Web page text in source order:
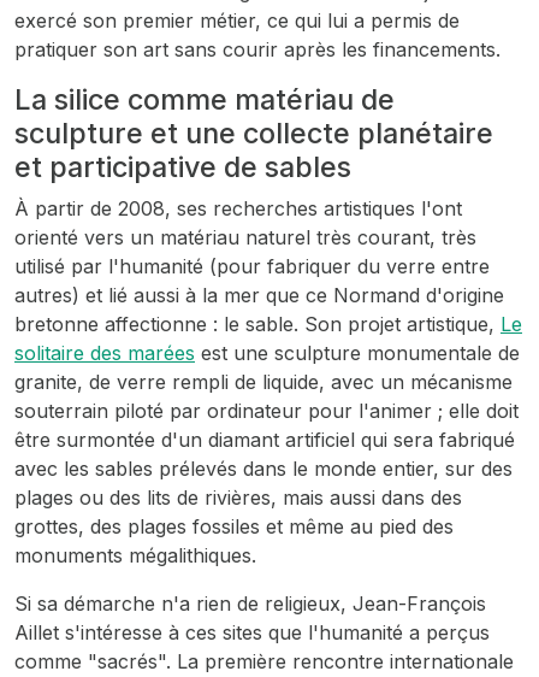
exercé son premier métier, ce qui lui a permis de
pratiquer son art sans courir après les financements.
La silice comme matériau de
sculpture et une collecte planétaire
et participative de sables
À partir de 2008, ses recherches artistiques l'ont
orienté vers un matériau naturel très courant, très
utilisé par l'humanité (pour fabriquer du verre entre
autres) et lié aussi à la mer que ce Normand d'origine
bretonne affectionne : le sable. Son projet artistique, Le
solitaire des marées est une sculpture monumentale de
granite, de verre rempli de liquide, avec un mécanisme
souterrain piloté par ordinateur pour l'animer ; elle doit
être surmontée d'un diamant artificiel qui sera fabriqué
avec les sables prélevés dans le monde entier, sur des
plages ou des lits de rivières, mais aussi dans des
grottes, des plages fossiles et même au pied des
monuments mégalithiques.
Si sa démarche n'a rien de religieux, Jean-François
Aillet s'intéresse à ces sites que l'humanité a perçus
comme "sacrés". La première rencontre internationale